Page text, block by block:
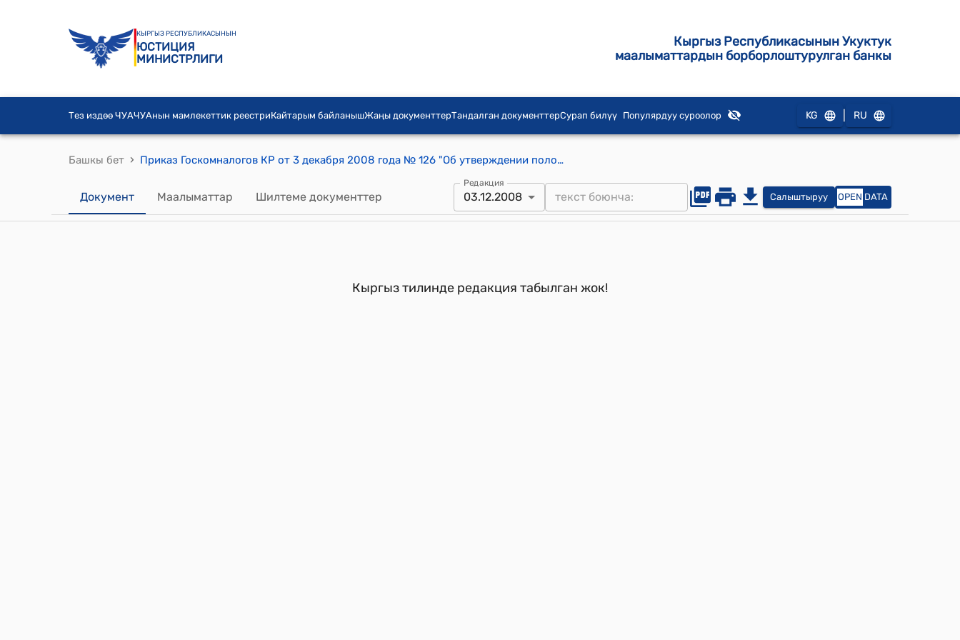
КЫРГЫЗ РЕСПУБЛИКАСЫНЫН
ЮСТИЦИЯ
МИНИСТРЛИГИ
Кыргыз Республикасынын Укуктук
маалыматтардын борборлоштурулган банкы
Тез издөө ЧУАЧУАнын мамлекеттик реестриКайтарым байланышЖаңы документтерТандалган документтерСурап билүү Популярдуу суроолор KG RU
Башкы бет › Приказ Госкомналогов КР от 3 декабря 2008 года № 126 "Об утверждении положений и форм налоговых отчетностей"
Документ Маалыматтар Шилтеме документтер
Редакция
03.12.2008 Салыштыруу OPEN DATA
Кыргыз тилинде редакция табылган жок!